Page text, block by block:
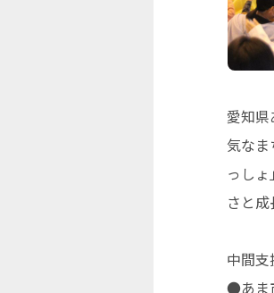
愛知
気な
っし
さと
中間
●あま